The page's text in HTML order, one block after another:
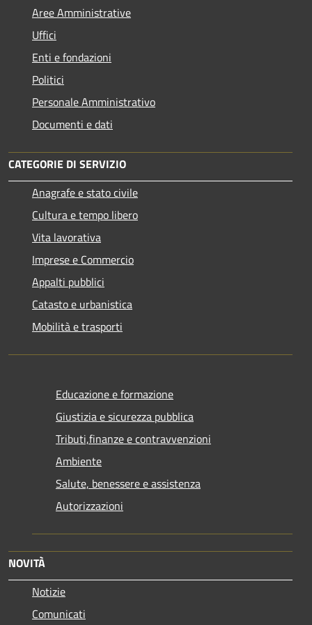
Aree Amministrative
Uffici
Enti e fondazioni
Politici
Personale Amministrativo
Documenti e dati
CATEGORIE DI SERVIZIO
Anagrafe e stato civile
Cultura e tempo libero
Vita lavorativa
Imprese e Commercio
Appalti pubblici
Catasto e urbanistica
Mobilità e trasporti
Educazione e formazione
Giustizia e sicurezza pubblica
Tributi,finanze e contravvenzioni
Ambiente
Salute, benessere e assistenza
Autorizzazioni
NOVITÀ
Notizie
Comunicati